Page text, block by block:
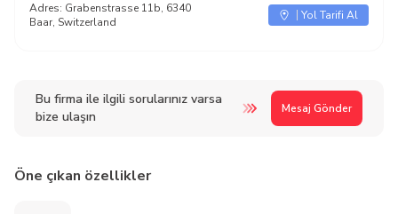
Bu firma ile ilgili sorularınız varsa
bize ulaşın
Mesaj Gönder
Adres: Grabenstrasse 11b, 6340
Baar, Switzerland
Yol Tarifi Al
Öne çıkan özellikler